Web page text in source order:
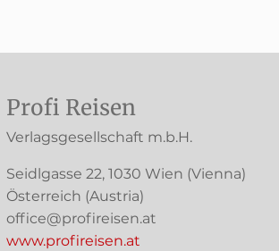
Profi Reisen
Verlagsgesellschaft m.b.H.
Seidlgasse 22, 1030 Wien (Vienna)
Österreich (Austria)
office@profireisen.at
www.profireisen.at